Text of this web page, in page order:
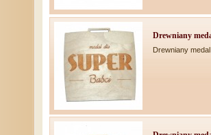
Drewniany
Drewniany medal